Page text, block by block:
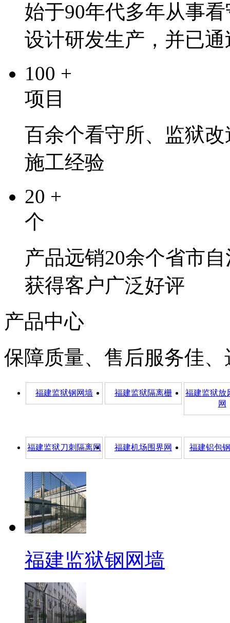
始于90年代多年从事
设计研发生产，并已
100 +
项目
百余个看守所、监狱
施工经验
20 +
个
产品远销20余个省市
获得客户广泛好评
产品中心
保障质量、售后服务佳
福建监狱钢网墙 福建监狱隔离栅
福建监狱放
网
福建监狱刀刺隔离网 福建机场围界网 福建铝包
福建监狱钢网墙